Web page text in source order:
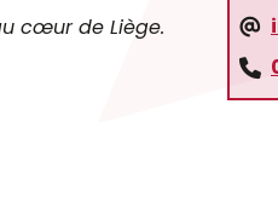
cœur de Liège.